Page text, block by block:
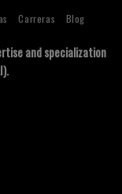
Carreras Blog
and specialization